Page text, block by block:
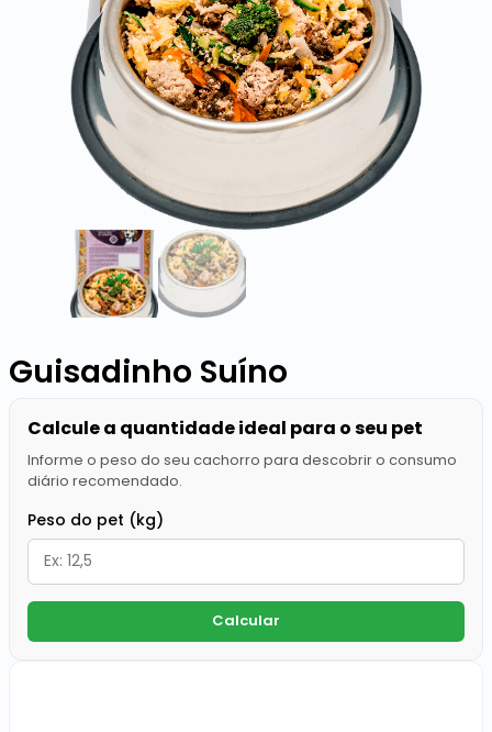
Guisadinho Suíno
Calcule a quantidade ideal para o seu pet
Informe o peso do seu cachorro para descobrir o consumo
diário recomendado.
Peso do pet (kg)
Calcular